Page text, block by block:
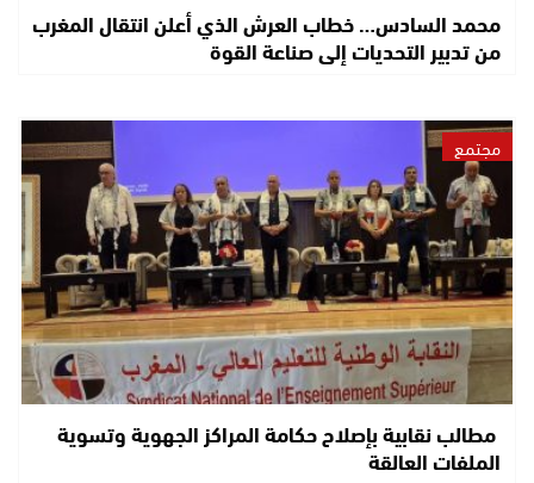
محمد السادس… خطاب العرش الذي أعلن انتقال المغرب
من تدبير التحديات إلى صناعة القوة
مجتمع
مطالب نقابية بإصلاح حكامة المراكز الجهوية وتسوية
الملفات العالقة